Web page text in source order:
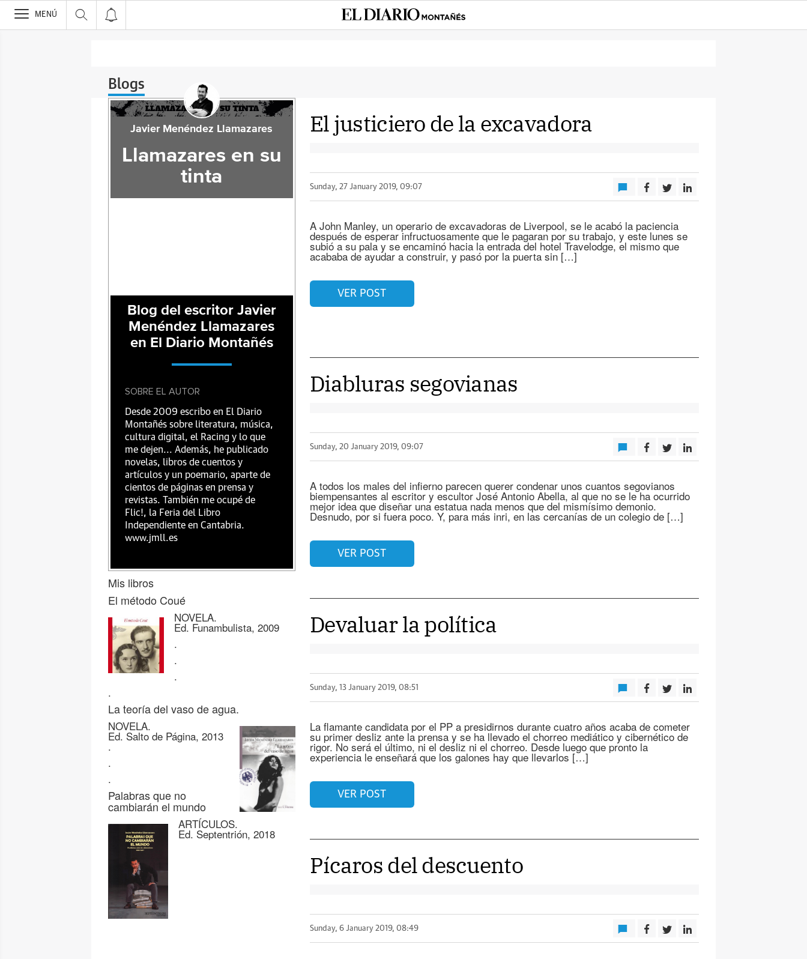
>
MENÚ
Blogs
El justiciero de la excavadora
Sunday, 27 January 2019, 09:07
A John Manley, un operario de excavadoras de Liverpool, se le acabó la paciencia
después de esperar infructuosamente que le pagaran por su trabajo, y este lunes se
subió a su pala y se encaminó hacia la entrada del hotel Travelodge, el mismo que
acababa de ayudar a construir, y pasó por la puerta sin […]
VER POST
Diabluras segovianas
Sunday, 20 January 2019, 09:07
A todos los males del infierno parecen querer condenar unos cuantos segovianos
biempensantes al escritor y escultor José Antonio Abella, al que no se le ha ocurrido
mejor idea que diseñar una estatua nada menos que del mismísimo demonio.
Desnudo, por si fuera poco. Y, para más inri, en las cercanías de un colegio de […]
VER POST
Devaluar la política
Sunday, 13 January 2019, 08:51
La flamante candidata por el PP a presidirnos durante cuatro años acaba de cometer
su primer desliz ante la prensa y se ha llevado el chorreo mediático y cibernético de
rigor. No será el último, ni el desliz ni el chorreo. Desde luego que pronto la
experiencia le enseñará que los galones hay que llevarlos […]
VER POST
Pícaros del descuento
Sunday, 6 January 2019, 08:49
Javier Menéndez Llamazares
Llamazares en su
tinta
Blog del escritor Javier
Menéndez Llamazares
en El Diario Montañés
SOBRE EL AUTOR
Desde 2009 escribo en El Diario
Montañés sobre literatura, música,
cultura digital, el Racing y lo que
me dejen... Además, he publicado
novelas, libros de cuentos y
artículos y un poemario, aparte de
cientos de páginas en prensa y
revistas. También me ocupé de
Flic!, la Feria del Libro
Independiente en Cantabria.
www.jmll.es
Mis libros
El método Coué
NOVELA.
Ed. Funambulista, 2009
.
.
.
.
La teoría del vaso de agua.
NOVELA.
Ed. Salto de Página, 2013
.
.
.
Palabras que no
cambiarán el mundo
ARTÍCULOS.
Ed. Septentrión, 2018